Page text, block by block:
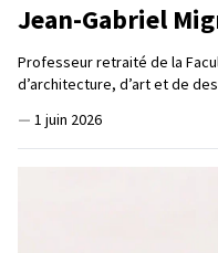
Jean-Gabriel
Professeur retraité de la
d’architecture, d’art et de
— 1 juin 2026